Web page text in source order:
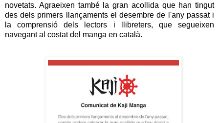
novetats. Agraeixen també la gran acollida que han tingut
des dels primers llançaments el desembre de l'any passat i
la comprensió dels lectors i llibreters, que segueixen
navegant al costat del manga en català.